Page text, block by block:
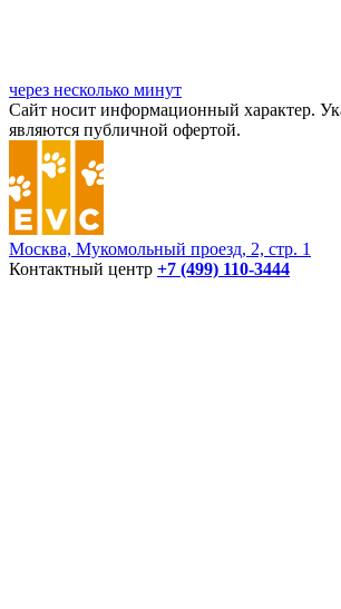
через несколько минут
Сайт носит информационный характер.
являются публичной офертой.
Москва, Мукомольный проезд, 2, стр. 1
Контактный центр +7 (499) 110-3444